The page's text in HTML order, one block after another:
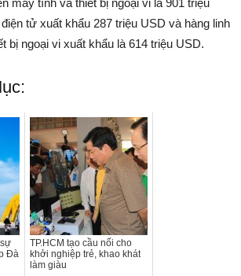
máy tính và thiết bị ngoại vi là 901 triệu
tử xuất khẩu 287 triệu USD và hàng linh
bị ngoại vi xuất khẩu là 614 triệu USD.
Đà
TP.HCM tạo cầu nối cho
khởi nghiệp trẻ, khao khát
làm giàu